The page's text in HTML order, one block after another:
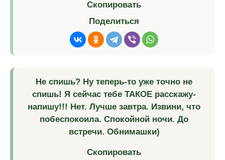
Скопировать
Поделиться
Не спишь? Ну теперь-то уже точно не
спишь! Я сейчас тебе ТАКОЕ расскажу-
напишу!!! Нет. Лучше завтра. Извини, что
побеспокоила. Спокойной ночи. До
встречи. Обнимашки)
Скопировать